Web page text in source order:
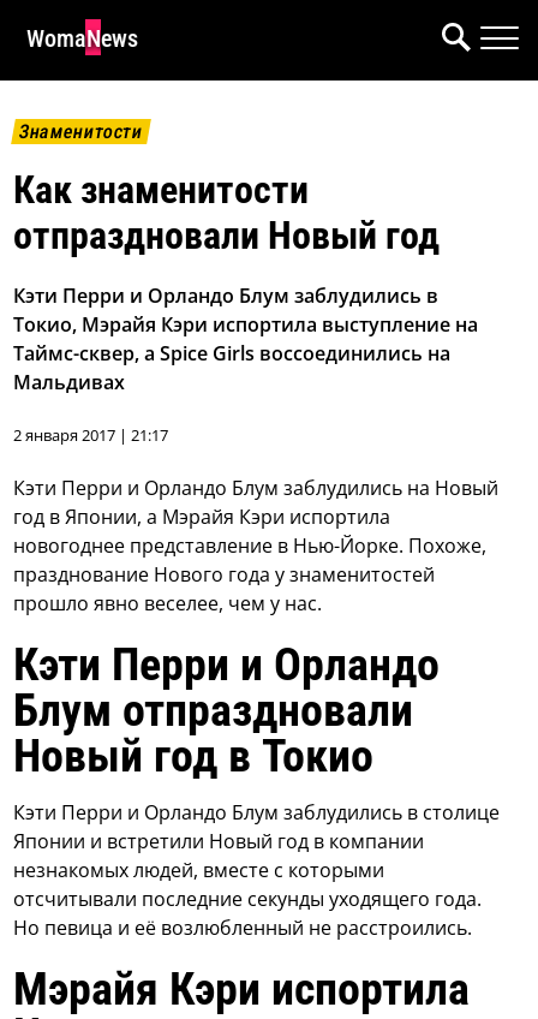
WomaNews
Знаменитости
Как знаменитости
отпраздновали Новый год
Кэти Перри и Орландо Блум заблудились в
Токио, Мэрайя Кэри испортила выступление на
Таймс-сквер, а Spice Girls воссоединились на
Мальдивах
2 января 2017 | 21:17
Кэти Перри и Орландо Блум заблудились на Новый
год в Японии, а Мэрайя Кэри испортила
новогоднее представление в Нью-Йорке. Похоже,
празднование Нового года у знаменитостей
прошло явно веселее, чем у нас.
Кэти Перри и Орландо
Блум отпраздновали
Новый год в Токио
Кэти Перри и Орландо Блум заблудились в столице
Японии и встретили Новый год в компании
незнакомых людей, вместе с которыми
отсчитывали последние секунды уходящего года.
Но певица и её возлюбленный не расстроились.
Мэрайя Кэри испортила